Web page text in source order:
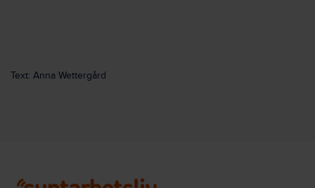
Text: Anna Wettergård